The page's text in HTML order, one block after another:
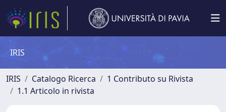
IRIS
IRIS Catalogo Ricerca
1 Contributo su Rivista
1.1 Articolo in rivista